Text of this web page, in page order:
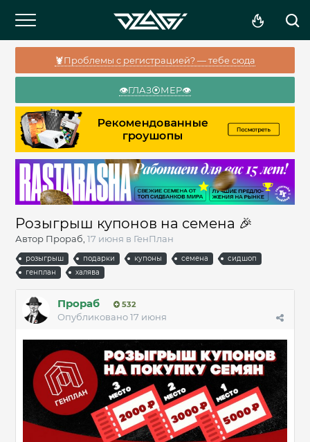
🦞Проблемы с регистрацией? — тебе сюда
👁️ГЛАЗ⦿МЕР👁️
Розыгрыш купонов на семена 🎉
Автор Прораб, 17 июня в ГенПлан
розыгрыш подарки купоны семена
сидшоп
генплан
халява
Прораб 532
Опубликовано17 июня